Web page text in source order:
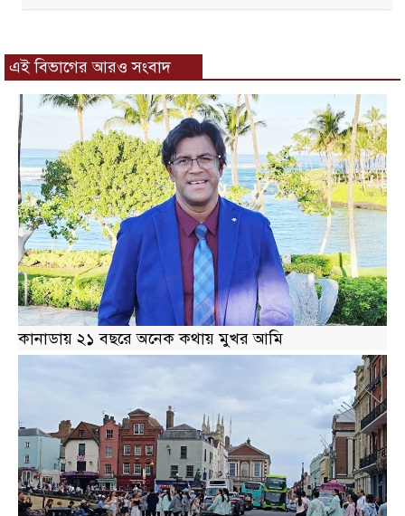
এই বিভাগের আরও সংবাদ
কানাডায় ২১ বছরে অনেক কথায় মুখর আমি